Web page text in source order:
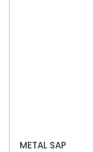
METAL SAP